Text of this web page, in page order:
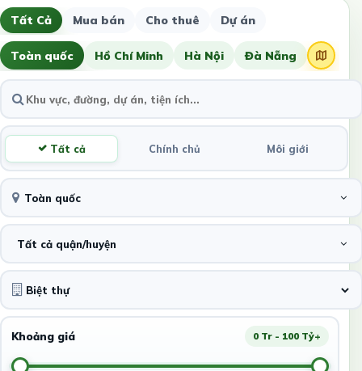
Tất Cả Mua bán Cho thuê Dự án
Toàn quốc Hồ Chí Minh Hà Nội Đà Nẵng
Tất cả Chính chủ Môi giới
Toàn quốc
Tất cả quận/huyện
Khoảng giá 0 Tr - 100 Tỷ+